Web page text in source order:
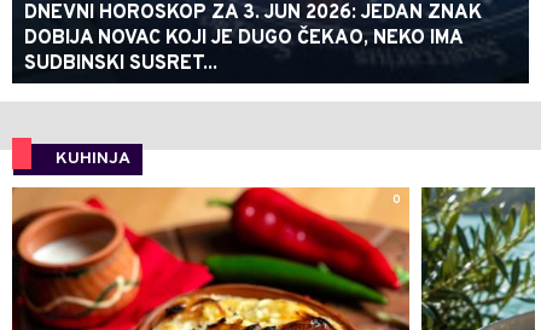
DNEVNI HOROSKOP ZA 3. JUN 2026: JEDAN ZNAK
DOBIJA NOVAC KOJI JE DUGO ČEKAO, NEKO IMA
SUDBINSKI SUSRET...
KUHINJA
0